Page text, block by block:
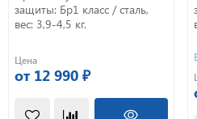
защиты: Бр1 класс / сталь,
вес: 3,9-4,5 кг.
Цена
от 12 990 ₽